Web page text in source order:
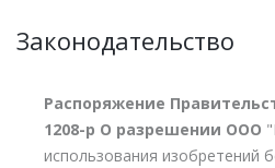
Законодательство
Распоряжение
1208-р О разрешении ООО
использования изобретений